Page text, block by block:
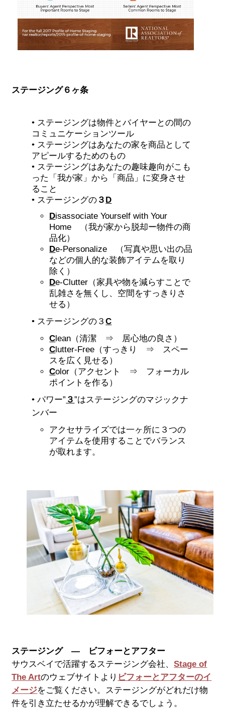
ステージング６ヶ条
• ステージングは物件とバイヤーとの間の
コミュニケーションツール
• ステージングはあなたの家を商品として
アピールするためのもの
• ステージングはあなたの趣味趣向がこも
った「我が家」から「商品」に変身させ
ること
• ステージングの ３ D
Disassociate Yourself with Your
Home （我が家から脱却ー物件の商
品化）
De-Personalize （写真や思い出の品
などの個人的な装飾アイテムを取り
除く）
De-Clutter（家具や物を減らすことで
乱雑さを無くし、空間をすっきりさ
せる）
• ステージングの３C
Clean（清潔 ⇒ 居心地の良さ）
Clutter-Free（すっきり ⇒ スペー
スを広く見せる）
Color（アクセント ⇒ フォーカル
ポイントを作る）
• パワー” ３”はステージングのマジックナ
ンバー
アクセサライズでは一ヶ所に３つの
アイテムを使用することでバランス
が取れます。
ステージング ― ビフォーとアフター
サウスベイで活躍するステージング会社、Stage of
The Artのウェブサイトより ビフォーとアフターのイ
メージをご覧ください。ステージングがどれだけ物
件を引き立たせるかが理解できるでしょう。